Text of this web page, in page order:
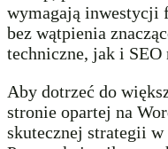
wymagają inwestycji
bez wątpienia
techniczne, jak i
Aby dotrzeć do
stronie opartej na
skutecznej strategii w